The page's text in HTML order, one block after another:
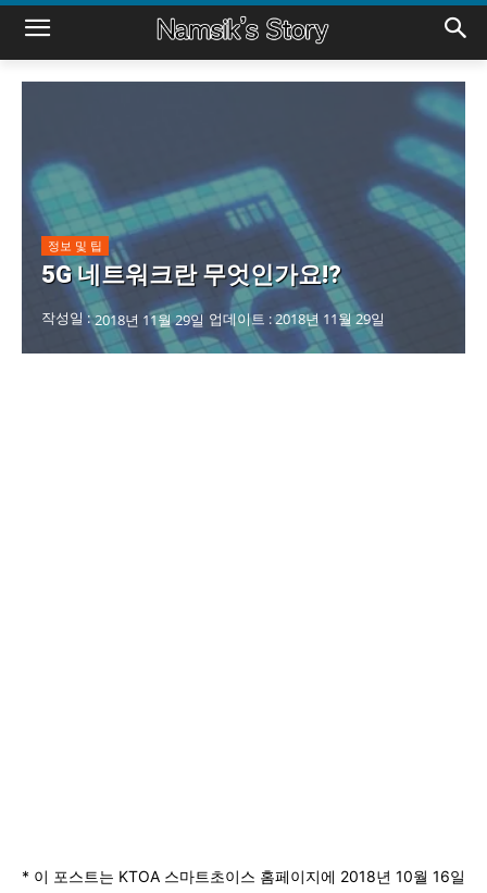
정보 및 팁
5G 네트워크란 무엇인가요!?
작성일 : 2018년 11월 29일 업데이트 :2018년 11월 29일
* 이 포스트는 KTOA 스마트초이스 홈페이지에 2018년 10월 16일